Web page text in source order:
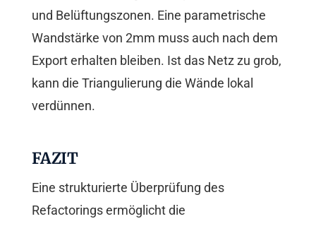
und Belüftungszonen. Eine parametrische
Wandstärke von 2mm muss auch nach dem
Export erhalten bleiben. Ist das Netz zu grob,
kann die Triangulierung die Wände lokal
verdünnen.
FAZIT
Eine strukturierte Überprüfung des
Refactorings ermöglicht die